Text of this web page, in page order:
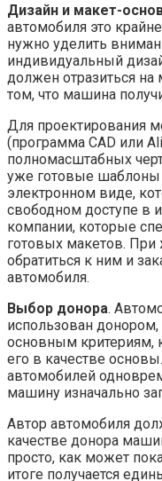
Дизайн и макет-
автомобиля это
нужно уделить
индивидуальный
должен отразиться
том, что машина
Для проектирования
(программа CAD или
полномасштабных
уже готовые шаблоны
электронном виде,
свободном доступе в
компании, которые
готовых макетов.
обратиться к ним и
автомобиля.
Выбор донора.
использован
основным критериям,
его в качестве
автомобилей
машину изначально
Автор автомобиля
качестве донора
просто, как может
итоге получается